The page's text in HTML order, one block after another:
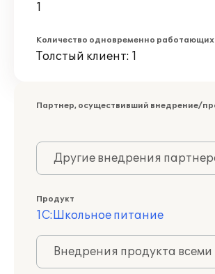
1
Количество одновременно работающих
Толстый клиент: 1
Партнер, осуществивший внедрение/
Другие внедрения
Продукт
1С:Школьное питание
Внедрения продукта